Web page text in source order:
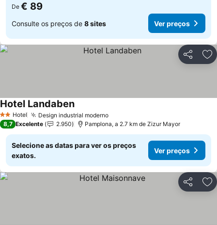
De € 89
Consulte os preços de 8 sites Ver preços
Partilhar
2 Estrelas
Hotel Design industrial modernoVer preços
Hotel LandabenVer preços
8,7 Excelente 2.950 Pamplona, a 2.7 km de Zizur Mayor
Selecione as datas para ver os preços
exatos.
Ver preços
Partilhar